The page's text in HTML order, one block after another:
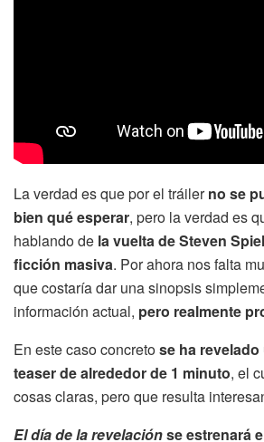
La verdad es que por el tráilerno se
bien qué esperar, pero la verdad es
hablando de la vuelta de Steven
ficción masiva. Por ahora nos falta
que costaría dar una sinopsis
información actual, pero realmente
En este caso concretose ha
teaser de alrededor de 1 minuto, el
cosas claras, pero que resulta
El día de la revelaciónse estrenará